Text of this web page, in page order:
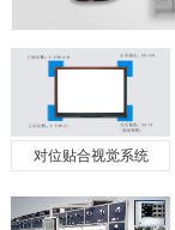
对位贴合视觉系统